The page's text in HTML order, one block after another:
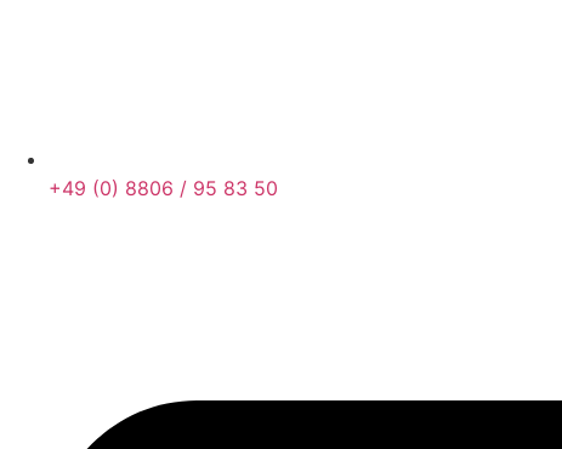
+49 (0) 8806 / 95 83 50